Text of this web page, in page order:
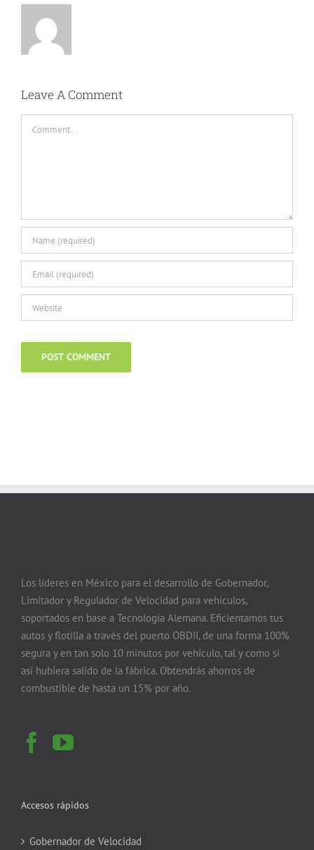
Leave A Comment
Los líderes en México para el desarrollo de Gobernador,
Limitador y Regulador de Velocidad para vehículos,
soportados en base a Tecnología Alemana. Eficientamos tus
autos y flotilla a través del puerto OBDII, de una forma 100%
segura y en tan solo 10 minutos por vehículo, tal y como si
así hubiera salido de la fábrica. Obtendrás ahorros de
combustible de hasta un 15% por año.
Accesos rápidos
Gobernador de Velocidad